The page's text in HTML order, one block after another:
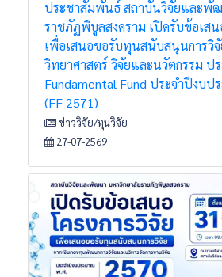
ประชาสัมพันธ์ สถาบันวิจัยและพัฒ
ราชภัฏพิบูลสงคราม เปิดรับข้อเสน
เพื่อเสนอขอรับทุนสนับสนุนการวิจั
วิทยาศาสตร์ วิจัยและนวัตกรรม ป
Fundamental Fund ประจำปีงบป
(FF 2571)
ข่าววิจัย/ทุนวิจัย